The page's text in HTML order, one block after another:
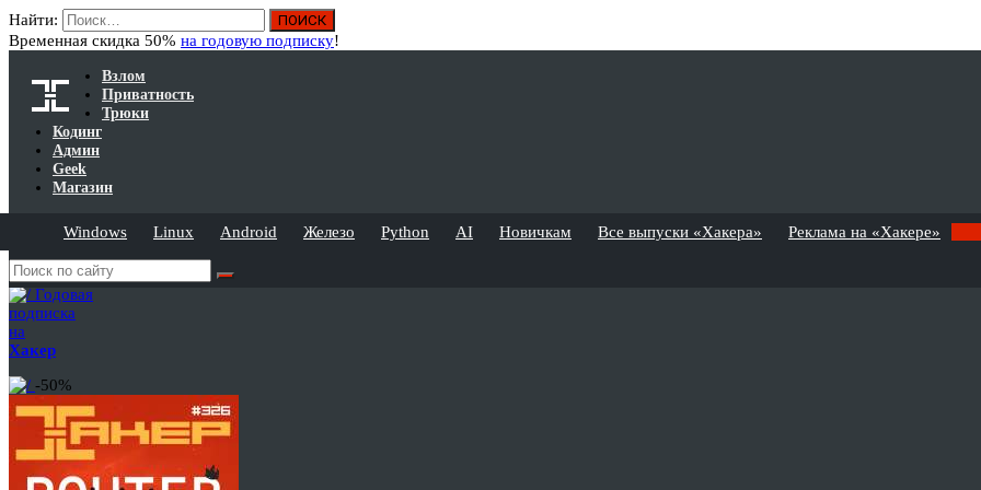
Найти:
Временная скидка 50% на годовую подписку!
Взлом
Приватность
Трюки
Кодинг
Админ
Geek
Магазин
Windows Linux Android Железо Python AI Новичкам Все выпуски «Хакера» Реклама на «Хакере»
Годовая
подписка
на
Хакер
-50%